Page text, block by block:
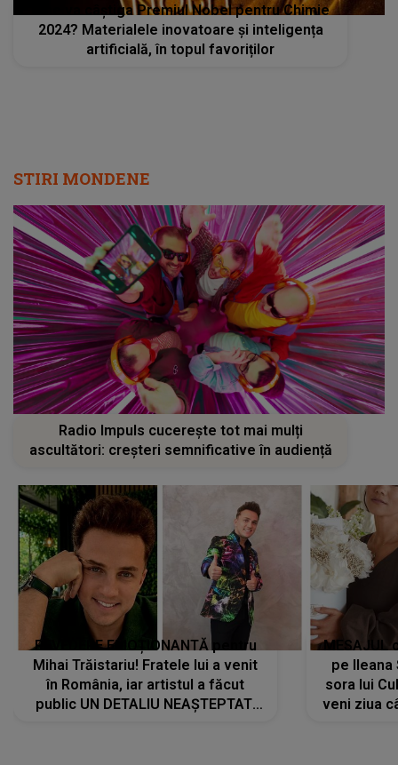
Cine va câștiga Premiul Nobel pentru Chimie
2024? Materialele inovatoare și inteligența
artificială, în topul favoriților
STIRI MONDENE
Radio Impuls cucerește tot mai mulți
ascultători: creșteri semnificative în audiență
REVEDERE EMOȚIONANTĂ pentru
Mihai Trăistariu! Fratele lui a venit
în România, iar artistul a făcut
public UN DETALIU NEAȘTEPTAT:
MESAJUL
pe Ileana
sora lui
veni ziua